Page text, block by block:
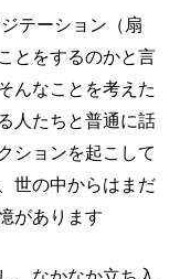
テーション（扇
とをするのかと言
んなことを考えた
人たちと普通に話
ションを起こして
世の中からはまだ
があります